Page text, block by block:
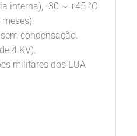
interna), -30 ~ +45 °C
sem condensação.
4 KV).
militares dos EUA